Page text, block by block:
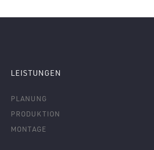
LEISTUNGEN
PLANUNG
PRODUKTION
MONTAGE